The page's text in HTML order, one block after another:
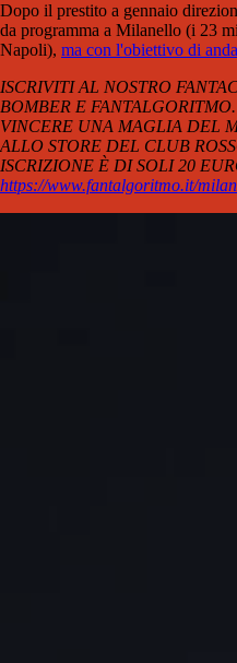
Dopo il prestito a gennaio
da programma a Milanello (i 23
Napoli), ma con l'obiettivo di
ISCRIVITI AL NOSTRO
BOMBER E
VINCERE UNA MAGLIA DEL
ALLO STORE DEL CLUB
ISCRIZIONE È DI SOLI 20
https://www.fantalgoritmo.it/